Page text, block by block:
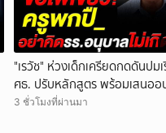
"เรวัช" ห่วงเด็กเครียดกดดันปม
ศธ. ปรับหลักสูตร พร้อมเสนอ
ครูพกปื_ระงับเหตุ
3 ชั่วโมงที่ผ่านมา